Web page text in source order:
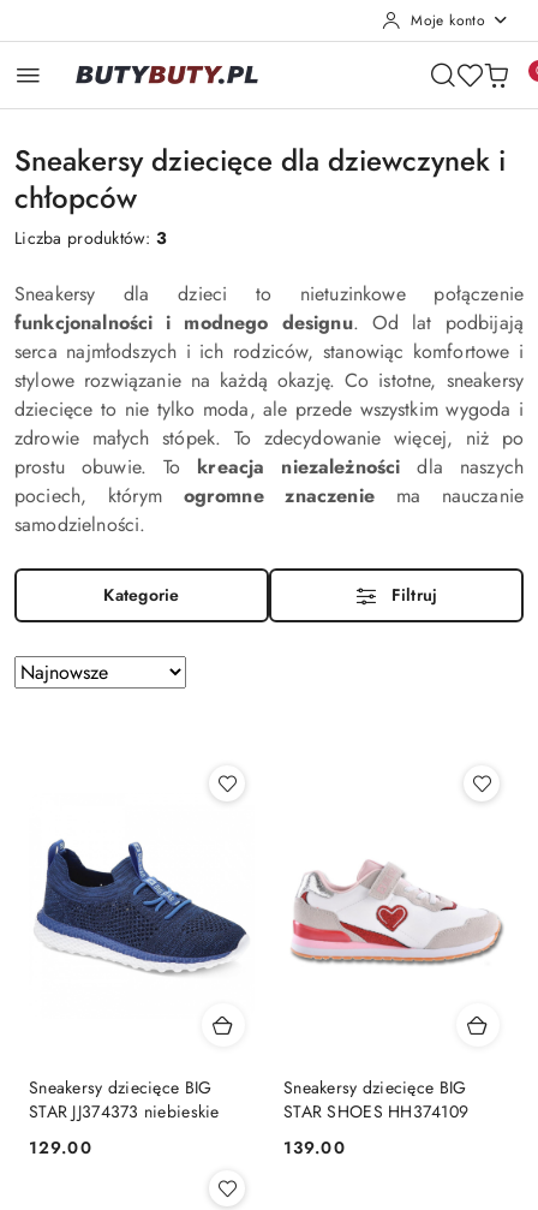
Moje konto
Sneakersy dziecięce dla dziewczynek i
chłopców
Liczba produktów:3
Sneakersy dla dzieci to nietuzinkowe połączenie
funkcjonalności i modnego designu. Od lat podbijają
serca najmłodszych i ich rodziców, stanowiąc komfortowe i
stylowe rozwiązanie na każdą okazję. Co istotne, sneakersy
dziecięce to nie tylko moda, ale przede wszystkim wygoda i
zdrowie małych stópek. To zdecydowanie więcej, niż po
prostu obuwie. To kreacja niezależności dla naszych
pociech, którym ogromne znaczeniema nauczanie
samodzielności.
Kategorie Filtruj
Zastosowano
sortowanie:
Sortuj
według
Sneakersy dziecięce BIG
STAR JJ374373 niebieskie
Cena:
129.00
Sneakersy dziecięce BIG
STAR SHOES HH374109
Cena:
139.00